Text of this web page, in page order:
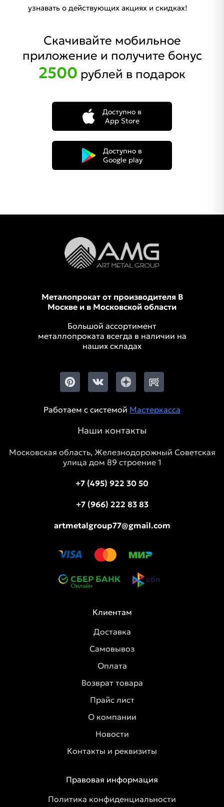
узнавать о действующих акциях и скидках!
Скачивайте мобильное
приложение и получите бонус
2500 рублей в подарок
Доступно в
App Store
Доступно в
Google play
Металопрокат от производителя В
Москве и в Московской области
Большой ассортимент
металлопроката всегда в наличии на
наших складах
Работаем с системой Мастеркасса
Наши контакты
Московская область, Железнодорожный Советская
улица дом 89 строение 1
+7 (495) 922 30 50
+7 (966) 222 83 83
artmetalgroup77@gmail.com
Клиентам
Доставка
Самовывоз
Оплата
Возврат товара
Прайс лист
О компании
Новости
Контакты и реквизиты
Правовая информация
Политика конфиденциальности